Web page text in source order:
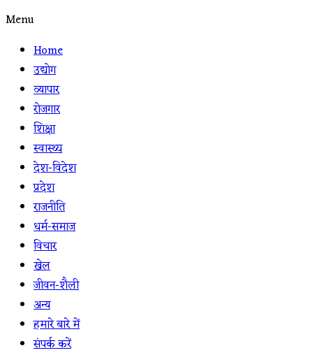
Menu
Home
उद्योग
व्यापार
रोजगार
शिक्षा
स्वास्थ्य
देश-विदेश
प्रदेश
राजनीति
धर्म-समाज
विचार
खेल
जीवन-शैली
अन्य
हमारे बारे में
संपर्क करें